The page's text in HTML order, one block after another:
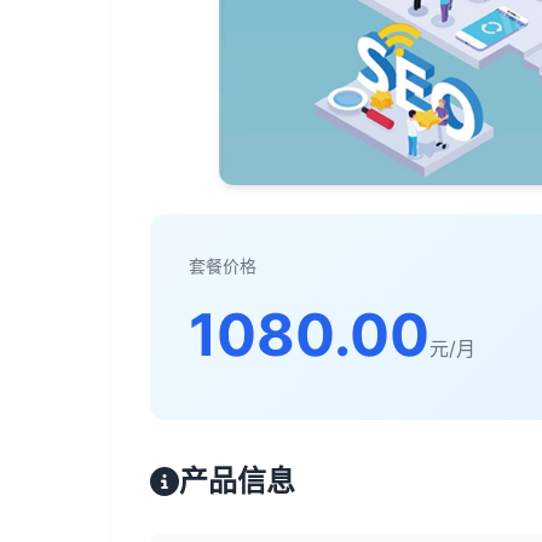
套餐价格
1080.00元/月
产品信息